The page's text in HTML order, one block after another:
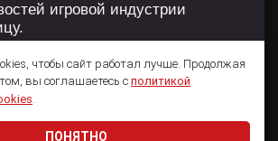
адреса, cookie, данные геолокации
вПолитике конфиденциальностии
.
чтобы сайт работал лучше. Продолжая
вы соглашаетесь с политикой
.
ПОНЯТНО
игровой индустрии